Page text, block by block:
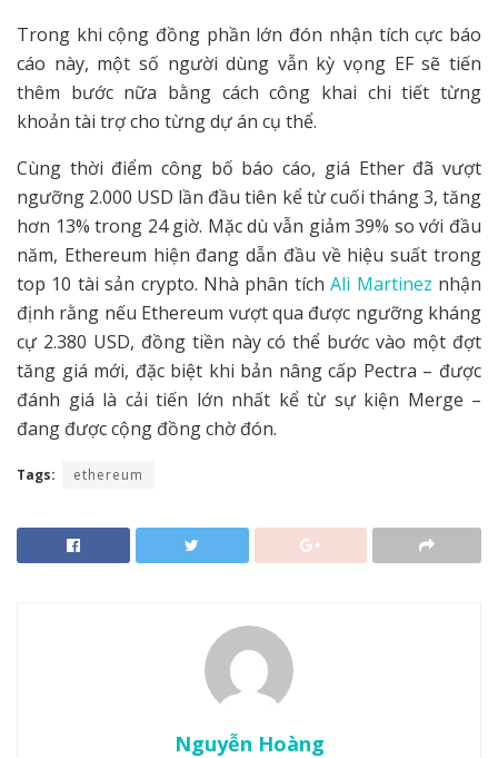
Trong khi cộng đồng phần lớn đón nhận tích cực báo
cáo này, một số người dùng vẫn kỳ vọng EF sẽ tiến
thêm bước nữa bằng cách công khai chi tiết từng
khoản tài trợ cho từng dự án cụ thể.
Cùng thời điểm công bố báo cáo, giá Ether đã vượt
ngưỡng 2.000 USD lần đầu tiên kể từ cuối tháng 3, tăng
hơn 13% trong 24 giờ. Mặc dù vẫn giảm 39% so với đầu
năm, Ethereum hiện đang dẫn đầu về hiệu suất trong
top 10 tài sản crypto. Nhà phân tíchAli Martinez nhận
định rằng nếu Ethereum vượt qua được ngưỡng kháng
cự 2.380 USD, đồng tiền này có thể bước vào một đợt
tăng giá mới, đặc biệt khi bản nâng cấp Pectra – được
đánh giá là cải tiến lớn nhất kể từ sự kiện Merge –
đang được cộng đồng chờ đón.
Tags: ethereum
Nguyễn Hoàng